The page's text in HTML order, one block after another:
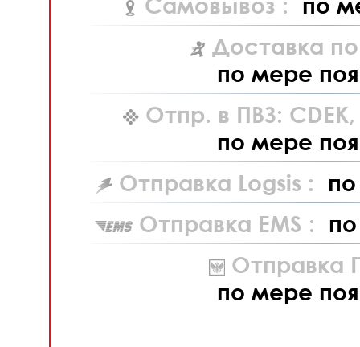
Доставка
по мере
Отпр. в ПВЗ: CDEK,
по мере
Отправка Logsis :
Отправка EMS :
Отправка
по мере